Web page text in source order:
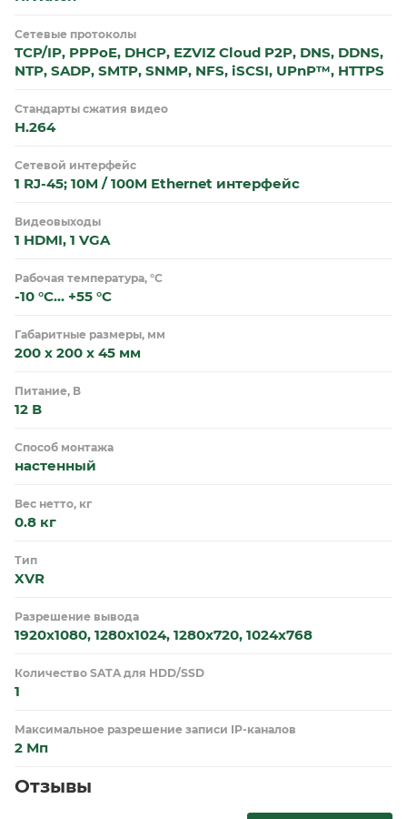
Сетевые протоколы
TCP/IP, PPPoE, DHCP, EZVIZ Cloud P2P, DNS, DDNS,
NTP, SADP, SMTP, SNMP, NFS, iSCSI, UPnP™, HTTPS
Стандарты сжатия видео
H.264
Сетевой интерфейс
1 RJ-45; 10M / 100M Ethernet интерфейс
Видеовыходы
1 HDMI, 1 VGA
Рабочая температура, °С
-10 °С… +55 °С
Габаритные размеры, мм
200 x 200 x 45 мм
Питание, В
12 В
Способ монтажа
настенный
Вес нетто, кг
0.8 кг
Тип
XVR
Разрешение вывода
1920x1080, 1280x1024, 1280x720, 1024x768
Количество SATA для HDD/SSD
1
Максимальное разрешение записи IP-каналов
2 Мп
Отзывы